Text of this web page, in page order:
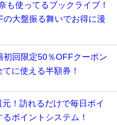
も使ってるブックライブ！
大盤振る舞いでお得に漫
初回限定50％OFFクーポン
に使える半額券！
元！訪れるだけで毎日ポイ
ポイントシステム！